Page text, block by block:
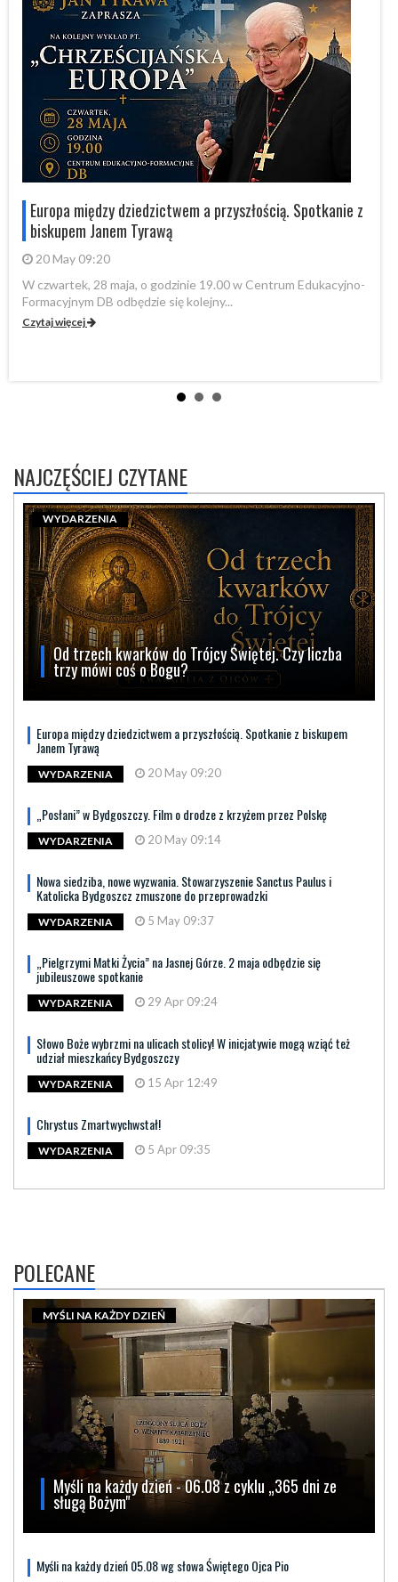
Europa między dziedzictwem a przyszłością. Spotkanie z
biskupem Janem Tyrawą
20 May 09:20
W czwartek, 28 maja, o godzinie 19.00 w Centrum Edukacyjno-
Formacyjnym DB odbędzie się kolejny...
Czytaj więcej
NAJCZĘŚCIEJ CZYTANE
Od trzech kwarków do Trójcy Świętej. Czy liczba
trzy mówi coś o Bogu?
WYDARZENIA
Europa między dziedzictwem a przyszłością. Spotkanie z biskupem
Janem Tyrawą
WYDARZENIA 20 May 09:20
„Posłani” w Bydgoszczy. Film o drodze z krzyżem przez Polskę
WYDARZENIA 20 May 09:14
Nowa siedziba, nowe wyzwania. Stowarzyszenie Sanctus Paulus i
Katolicka Bydgoszcz zmuszone do przeprowadzki
WYDARZENIA 5 May 09:37
„Pielgrzymi Matki Życia” na Jasnej Górze. 2 maja odbędzie się
jubileuszowe spotkanie
WYDARZENIA 29 Apr 09:24
Słowo Boże wybrzmi na ulicach stolicy! W inicjatywie mogą wziąć też
udział mieszkańcy Bydgoszczy
WYDARZENIA 15 Apr 12:49
Chrystus Zmartwychwstał!
WYDARZENIA 5 Apr 09:35
POLECANE
Myśli na każdy dzień - 06.08 z cyklu „365 dni ze
sługą Bożym"
MYŚLI NA KAŻDY DZIEŃ
Myśli na każdy dzień 05.08 wg słowa Świętego Ojca Pio